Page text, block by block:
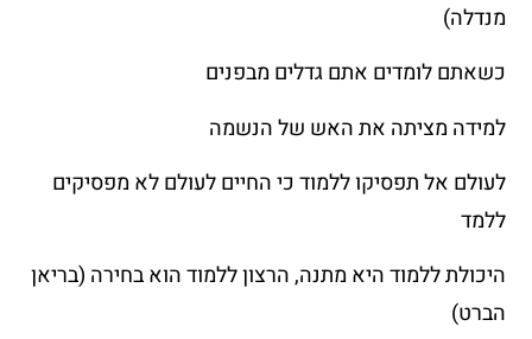
מנדלה)
כשאתם לומדים אתם גדלים מבפנים
למידה מציתה את האש של הנשמה
לעולם אל תפסיקו ללמוד כי החיים לעולם לא מפסיקים
ללמד
היכולת ללמוד היא מתנה, הרצון ללמוד הוא בחירה (בריאן
הברט)